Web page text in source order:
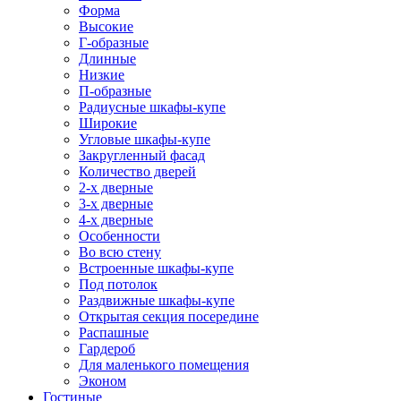
Форма
Высокие
Г-образные
Длинные
Низкие
П-образные
Радиусные шкафы-купе
Широкие
Угловые шкафы-купе
Закругленный фасад
Количество дверей
2-х дверные
3-х дверные
4-х дверные
Особенности
Во всю стену
Встроенные шкафы-купе
Под потолок
Раздвижные шкафы-купе
Открытая секция посередине
Распашные
Гардероб
Для маленького помещения
Эконом
Гостиные